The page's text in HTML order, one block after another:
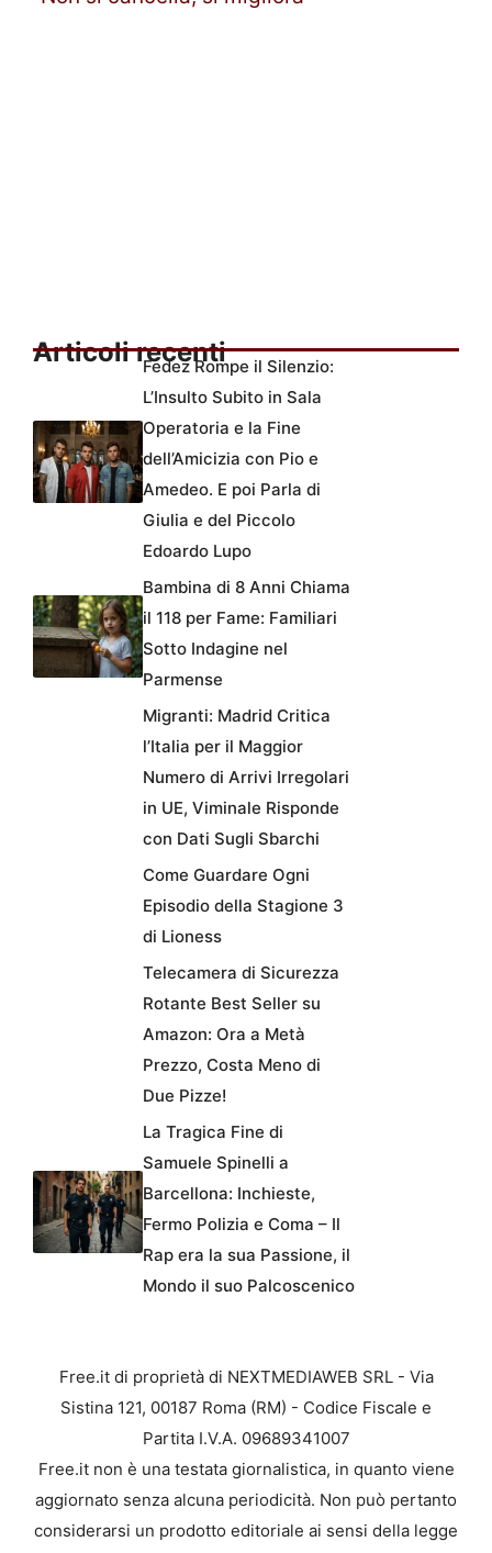
Articoli recentiFedez Rompe il Silenzio:
L’Insulto Subito in Sala
Operatoria e la Fine
dell’Amicizia con Pio e
Amedeo. E poi Parla di
Giulia e del Piccolo
Edoardo Lupo
Bambina di 8 Anni Chiama
il 118 per Fame: Familiari
Sotto Indagine nel
Parmense
Migranti: Madrid Critica
l’Italia per il Maggior
Numero di Arrivi Irregolari
in UE, Viminale Risponde
con Dati Sugli Sbarchi
Come Guardare Ogni
Episodio della Stagione 3
di Lioness
Telecamera di Sicurezza
Rotante Best Seller su
Amazon: Ora a Metà
Prezzo, Costa Meno di
Due Pizze!
La Tragica Fine di
Samuele Spinelli a
Barcellona: Inchieste,
Fermo Polizia e Coma – Il
Rap era la sua Passione, il
Mondo il suo Palcoscenico
Free.it di proprietà di NEXTMEDIAWEB SRL - Via
Sistina 121, 00187 Roma (RM) - Codice Fiscale e
Partita I.V.A. 09689341007
Free.it non è una testata giornalistica, in quanto viene
aggiornato senza alcuna periodicità. Non può pertanto
considerarsi un prodotto editoriale ai sensi della legge